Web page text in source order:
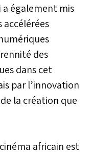
également mis
des
dans cet
par l’innovation
la création que
africain est